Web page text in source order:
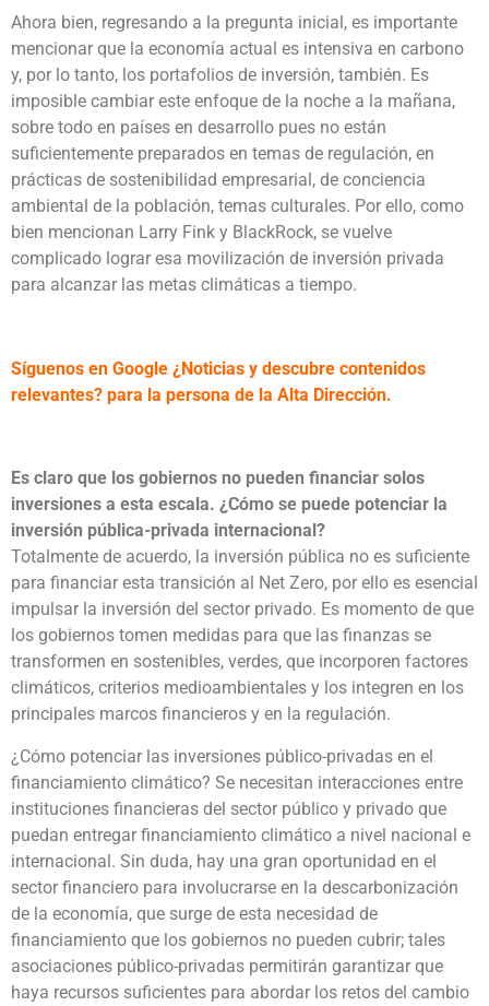
Ahora bien, regresando a la pregunta inicial, es importante
mencionar que la economía actual es intensiva en carbono
y, por lo tanto, los portafolios de inversión, también. Es
imposible cambiar este enfoque de la noche a la mañana,
sobre todo en países en desarrollo pues no están
suficientemente preparados en temas de regulación, en
prácticas de sostenibilidad empresarial, de conciencia
ambiental de la población, temas culturales. Por ello, como
bien mencionan Larry Fink y BlackRock, se vuelve
complicado lograr esa movilización de inversión privada
para alcanzar las metas climáticas a tiempo.
Síguenos en Google ¿Noticias y descubre contenidos
relevantes? para la persona de la Alta Dirección.
Es claro que los gobiernos no pueden financiar solos
inversiones a esta escala. ¿Cómo se puede potenciar la
inversión pública-privada internacional?
Totalmente de acuerdo, la inversión pública no es suficiente
para financiar esta transición al Net Zero, por ello es esencial
impulsar la inversión del sector privado. Es momento de que
los gobiernos tomen medidas para que las finanzas se
transformen en sostenibles, verdes, que incorporen factores
climáticos, criterios medioambientales y los integren en los
principales marcos financieros y en la regulación.
¿Cómo potenciar las inversiones público-privadas en el
financiamiento climático? Se necesitan interacciones entre
instituciones financieras del sector público y privado que
puedan entregar financiamiento climático a nivel nacional e
internacional. Sin duda, hay una gran oportunidad en el
sector financiero para involucrarse en la descarbonización
de la economía, que surge de esta necesidad de
financiamiento que los gobiernos no pueden cubrir; tales
asociaciones público-privadas permitirán garantizar que
haya recursos suficientes para abordar los retos del cambio